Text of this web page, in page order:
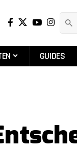
GUIDES